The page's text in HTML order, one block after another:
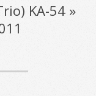
KA-54 »